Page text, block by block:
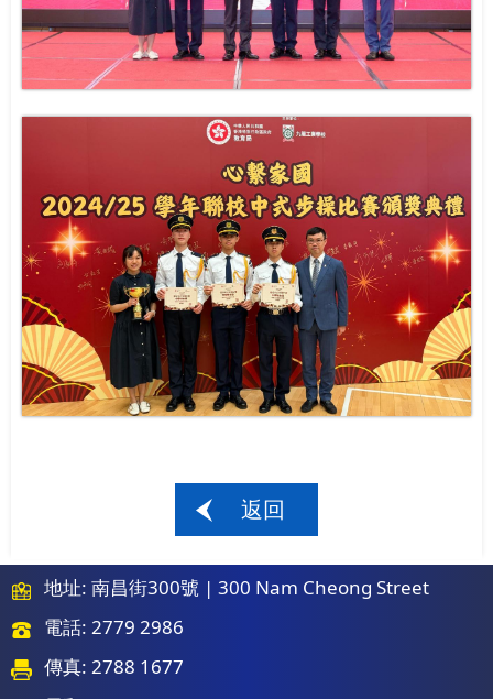
返回
地址: 南昌街300號 | 300 Nam Cheong Street
電話: 2779 2986
傳真: 2788 1677